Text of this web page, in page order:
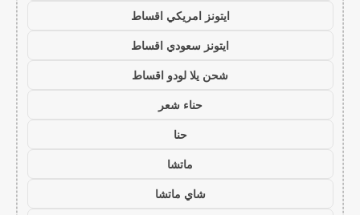
ايتونز امريكي اقساط
ايتونز سعودي اقساط
شحن يلا لودو اقساط
حناء شعر
حنا
ماتشا
شاي ماتشا